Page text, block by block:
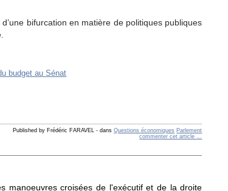
bifurcation en matière de politiques publiques
Published by Frédéric FARAVEL - dansQuestions économiques Parlement
commenter cet article
manoeuvres croisées de l'exécutif et de la droite